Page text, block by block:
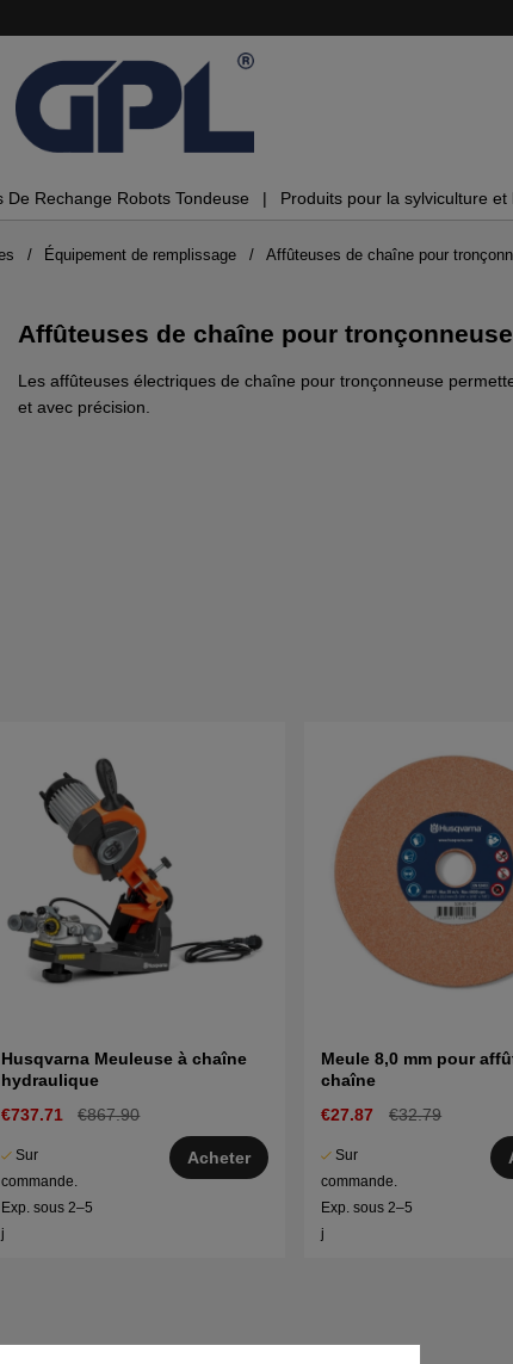
De Rechange Robots Tondeuse Produits pour la sylviculture et
Équipement de remplissage Affûteuses de chaîne pour
Affûteuses de chaîne pour tronçonneuse
Les affûteuses électriques de chaîne pour tronçonneuse
et avec précision.
Husqvarna Meuleuse à chaîne
hydraulique
€737.71
€867.90
Sur
commande.
Exp. sous 2–5
j
Acheter
Meule 8,0 mm pour
chaîne
€27.87
€32.79
Sur
commande.
Exp. sous 2–5
j